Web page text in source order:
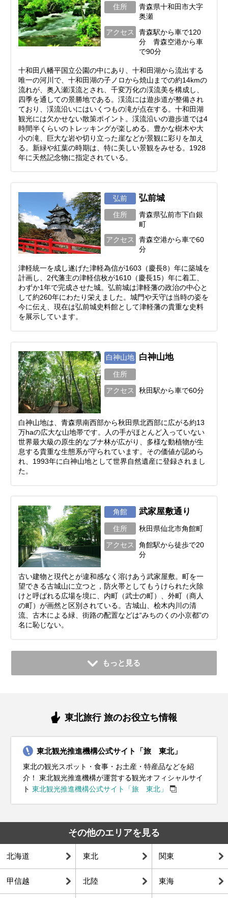
住所
青森県十和田市大字
奥瀬
アクセス
青森駅から車で120
分 青森空港から車
で90分
十和田八幡平国立公園の中にあり、十和田湖から流出する
唯一の河川で、十和田湖の子ノロから焼山までの約14kmの
流れが、奥入瀬渓流とされ、千変万化の渓流美を構成し、
四季を通しての景勝地である。渓流には遊歩道が整備され
ており、渓流沿いにはいくつもの滝が点在する。十和田湖
観光には欠かせない散策ポイント。渓流沿いの遊歩道では4
時間半くらいのトレッキングが楽しめる。豊かな樹木や大
小の滝、巨大な岩や切り立った崖などが景観に彩りを加え
る。新緑や紅葉の時期は、特に美しい景観をみせる。1928
年に天然記念物に指定されている。
弘前 弘前城
住所
青森県弘前市下白銀
町
アクセス
青森空港から車で60
分
津軽統一を成し遂げた津軽為信が1603（慶長8）年に築城を
計画し、2代藩主の津軽信枚が1610（慶長15）年に着工、
わずか1年で完成させた城。弘前城は津軽藩の政治の中心と
して約260年にわたり栄えました。城門や天守は当時の姿を
今に伝え、現在は弘前城史料館として津軽藩の貴重な史料
を展示しています。
白神山地 白神山地
住所
アクセス 秋田駅から車で60分
白神山地は、青森県南西部から秋田県北西部に広がる約13
万haの広大な山地帯です。人の手がほとんど入っていない
世界最大級の原生的なブナ林が広がり、多様な動植物が生
息する貴重な生態系が守られています。その価値が認めら
れ、1993年に白神山地として世界自然遺産に登録されまし
た。
角館 武家屋敷通り
住所 秋田県仙北市角館町
アクセス
角館駅から徒歩で20
分
古い建物と現代とが違和感なく溶けあう武家屋敷。町を一
望できる古城山に立つと，防火帯としてもうけられた火除
けと呼ばれる広場を境に、内町（武士の町）、外町（商人
の町）が画然と区別されている。古城山、桧木内川の清
流、古木による緑、街路の配置などは“みちのくの小京都”の
名に恥じない。
もっと見る
東北旅行 旅のお役立ち情報
東北観光推進機構公式サイト「旅 東北」
東北の観光スポット・食事・お土産・特産品などを紹
介！ 東北観光推進機構が運営する観光オフィシャルサイ
ト 東北観光推進機構公式サイト「旅 東北」
その他のエリアを見る
北海道 東北 関東
甲信越 北陸 東海